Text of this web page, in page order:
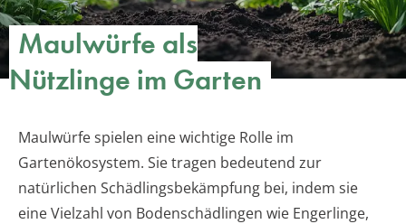
Maulwürfe als
Nützlinge im Garten
Maulwürfe spielen eine wichtige Rolle im
Gartenökosystem. Sie tragen bedeutend zur
natürlichen Schädlingsbekämpfung bei, indem sie
eine Vielzahl von Bodenschädlingen wie Engerlinge,